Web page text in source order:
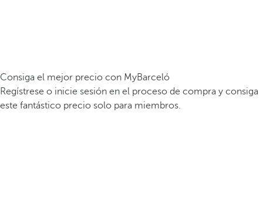
Consiga el mejor precio con MyBarceló
Regístrese o inicie sesión en el proceso de compra y consiga
este fantástico precio solo para miembros.